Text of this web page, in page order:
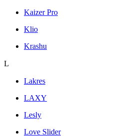
Kaizer Pro
Klio
Krashu
L
Lakres
LAXY
Lesly
Love Slider